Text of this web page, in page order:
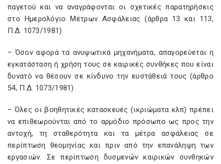
παγετού και να αναγράφονται οι σχετικές παρατηρήσεις
στο Ημερολόγιο Μέτρων Ασφάλειας (άρθρα 13 και 113,
Π.Δ. 1073/1981)
– Όσον αφορά τα ανυψωτικά μηχανήματα, απαγορεύεται η
εγκατάσταση ή χρήση τους σε καιρικές συνθήκες που είναι
δυνατό να θέσουν σε κίνδυνο την ευστάθειά τους (άρθρο
54, Π.Δ. 1073/1981)
– Όλες οι βοηθητικές κατασκευές (ικριώματα κλπ) πρέπει
να επιθεωρούνται από το αρμόδιο πρόσωπο ως προς την
αντοχή, τη σταθερότητα και τα μέτρα ασφάλειας σε
περίπτωση θεομηνίας και πριν από την επανάληψη των
εργασιών. Σε περίπτωση δυσμενών καιρικών συνθηκών